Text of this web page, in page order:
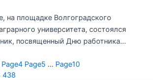
на площадке Волгоградского
университета, состоялся
посвященный Дню работника…
Page4 Page5 … Page10
438